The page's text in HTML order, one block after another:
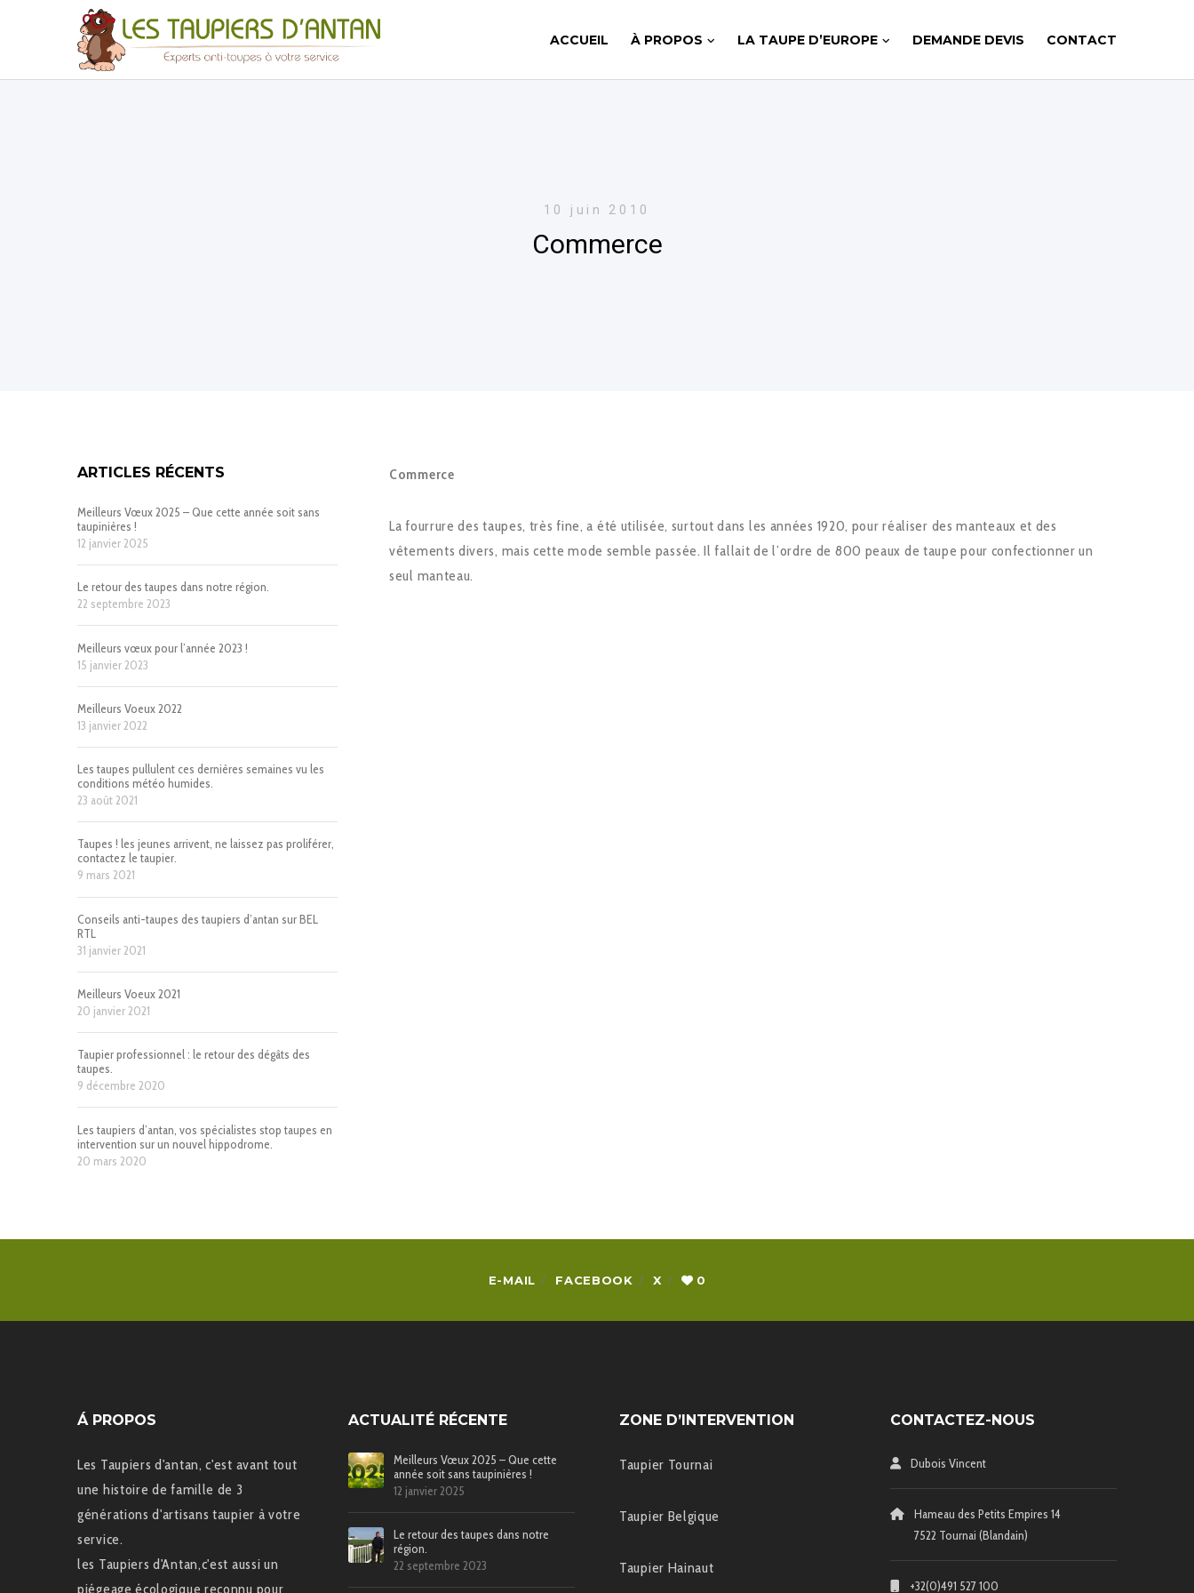
ACCUEIL À PROPOS LA TAUPE D’EUROPE DEMANDE DEVIS CONTACT
10 juin 2010
Commerce
Commerce
La fourrure des taupes, très fine, a été utilisée, surtout dans les années 1920, pour réaliser des manteaux et des
vêtements divers, mais cette mode semble passée. Il fallait de l’ordre de 800 peaux de taupe pour confectionner un
seul manteau.
ARTICLES RÉCENTS
Meilleurs Vœux 2025 – Que cette année soit sans
taupinières !
12 janvier 2025
Le retour des taupes dans notre région.
22 septembre 2023
Meilleurs vœux pour l’année 2023 !
15 janvier 2023
Meilleurs Voeux 2022
13 janvier 2022
Les taupes pullulent ces dernières semaines vu les
conditions météo humides.
23 août 2021
Taupes ! les jeunes arrivent, ne laissez pas proliférer,
contactez le taupier.
9 mars 2021
Conseils anti-taupes des taupiers d’antan sur BEL
RTL
31 janvier 2021
Meilleurs Voeux 2021
20 janvier 2021
Taupier professionnel : le retour des dégâts des
taupes.
9 décembre 2020
Les taupiers d’antan, vos spécialistes stop taupes en
intervention sur un nouvel hippodrome.
20 mars 2020
E-MAIL FACEBOOK X 0
Á PROPOS
Les Taupiers d'antan, c'est avant tout
une histoire de famille de 3
générations d'artisans taupier à votre
service.
les Taupiers d'Antan,c'est aussi un
piégeage écologique reconnu pour
ACTUALITÉ RÉCENTE
Meilleurs Vœux 2025 – Que cette
année soit sans taupinières !
12 janvier 2025
Le retour des taupes dans notre
région.
22 septembre 2023
ZONE D’INTERVENTION
Taupier Tournai
Taupier Belgique
Taupier Hainaut
CONTACTEZ-NOUS
Dubois Vincent
Hameau des Petits Empires 14
7522 Tournai (Blandain)
+32(0)491 527 100